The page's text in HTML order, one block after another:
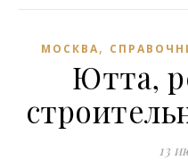
МОСКВА,
Ютта,
13